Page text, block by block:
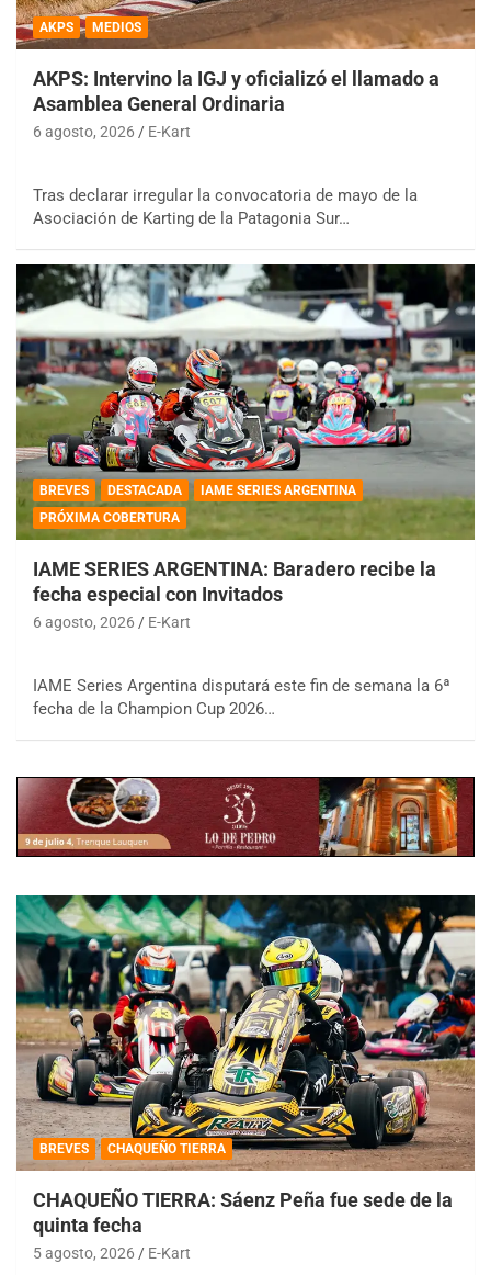
AKPS MEDIOS
AKPS: Intervino la IGJ y oficializó el llamado a
Asamblea General Ordinaria
6 agosto, 2026 E-Kart
Tras declarar irregular la convocatoria de mayo de la
Asociación de Karting de la Patagonia Sur…
BREVES DESTACADA
IAME SERIES ARGENTINA
PRÓXIMA COBERTURA
IAME SERIES ARGENTINA: Baradero recibe la
fecha especial con Invitados
6 agosto, 2026 E-Kart
IAME Series Argentina disputará este fin de semana la 6ª
fecha de la Champion Cup 2026…
BREVES CHAQUEÑO TIERRA
CHAQUEÑO TIERRA: Sáenz Peña fue sede de la
quinta fecha
5 agosto, 2026 E-Kart